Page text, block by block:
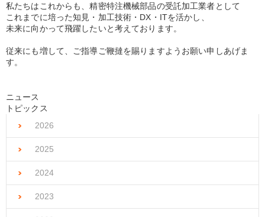
私たちはこれからも、精密特注機械部品の受託加工業者として
これまでに培った知見・加工技術・DX・ITを活かし、
未来に向かって飛躍したいと考えております。
従来にも増して、ご指導ご鞭撻を賜りますようお願い申しあげま
す。
ニュース
トピックス
2026
2025
2024
2023